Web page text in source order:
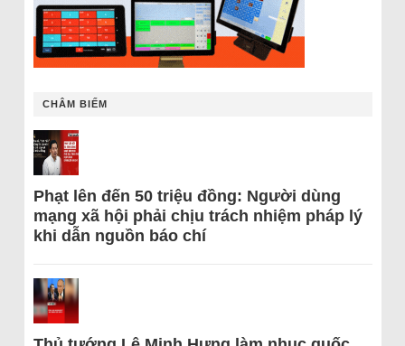
CHÂM BIẾM
Phạt lên đến 50 triệu đồng: Người dùng
mạng xã hội phải chịu trách nhiệm pháp lý
khi dẫn nguồn báo chí